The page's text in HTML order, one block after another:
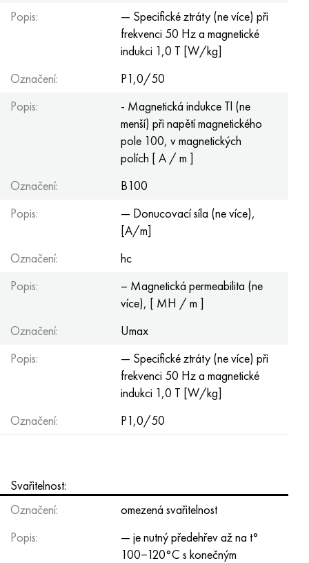
Popis:
— Specifické ztráty (ne více) při
frekvenci 50 Hz a magnetické
indukci 1,0 T [W/kg]
Označení:
P1,0/50
Popis:
- Magnetická indukce Tl (ne
menší) při napětí magnetického
pole 100, v magnetických
polích [ A / m ]
Označení:
B100
Popis:
— Donucovací síla (ne více),
[A/m]
Označení:
hc
Popis:
– Magnetická permeabilita (ne
více), [ MH / m ]
Označení:
Umax
Popis:
— Specifické ztráty (ne více) při
frekvenci 50 Hz a magnetické
indukci 1,0 T [W/kg]
Označení:
P1,0/50
Svařitelnost:
Označení:
omezená svařitelnost
Popis:
— je nutný předehřev až na t°
100−120°С s konečným